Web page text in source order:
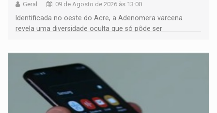
Geral 09 de Agosto de 2026 às 13:00
Identificada no oeste do Acre, a Adenomera varcena
revela uma diversidade oculta que só pôde ser